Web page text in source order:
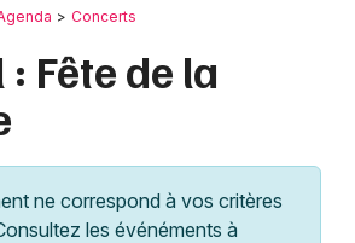
Concerts
Fête de la
ne correspond à vos critères
les événéments à
Changer de lieu
Ce week-end Autre